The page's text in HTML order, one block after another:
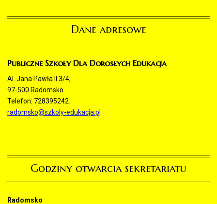
Dane adresowe
Publiczne Szkoły Dla Dorosłych Edukacja
Al. Jana Pawła II 3/4,
97-500 Radomsko
Telefon: 728395242
radomsko@szkoly-edukacja.p
Godziny otwarcia sekretariatu
Radomsko